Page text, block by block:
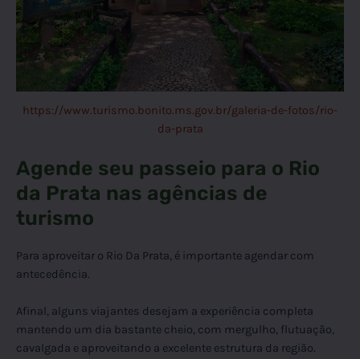
https://www.turismo.bonito.ms.gov.br/galeria-de-fotos/rio-
da-prata
Agende seu passeio para o Rio
da Prata nas agências de
turismo
Para aproveitar o Rio Da Prata, é importante agendar com
antecedência.
Afinal, alguns viajantes desejam a experiência completa
mantendo um dia bastante cheio, com mergulho, flutuação,
cavalgada e aproveitando a excelente estrutura da região.